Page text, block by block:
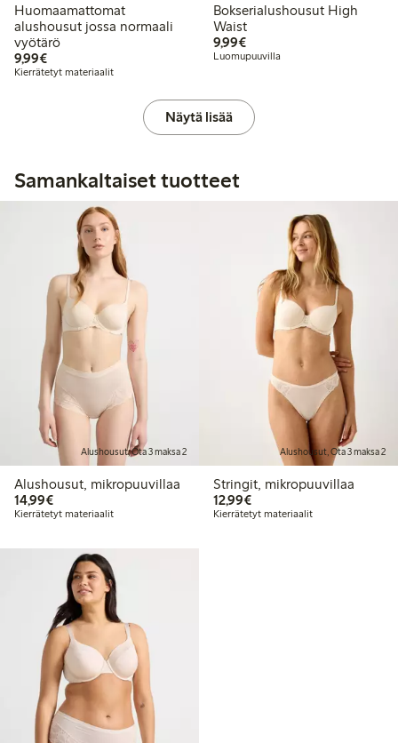
Huomaamattomat
alushousut jossa normaali
vyötärö
9,99€9,99 €
Kierrätetyt materiaalit
Bokserialushousut High
Waist
9,99€9,99 €
Luomupuuvilla
Näytä lisää
Samankaltaiset tuotteet
Alushousut, Ota 3 maksa 2
Alushousut, mikropuuvillaa
14,99€14,99 €
Kierrätetyt materiaalit
Alushousut, Ota 3 maksa 2
Stringit, mikropuuvillaa
12,99€12,99 €
Kierrätetyt materiaalit